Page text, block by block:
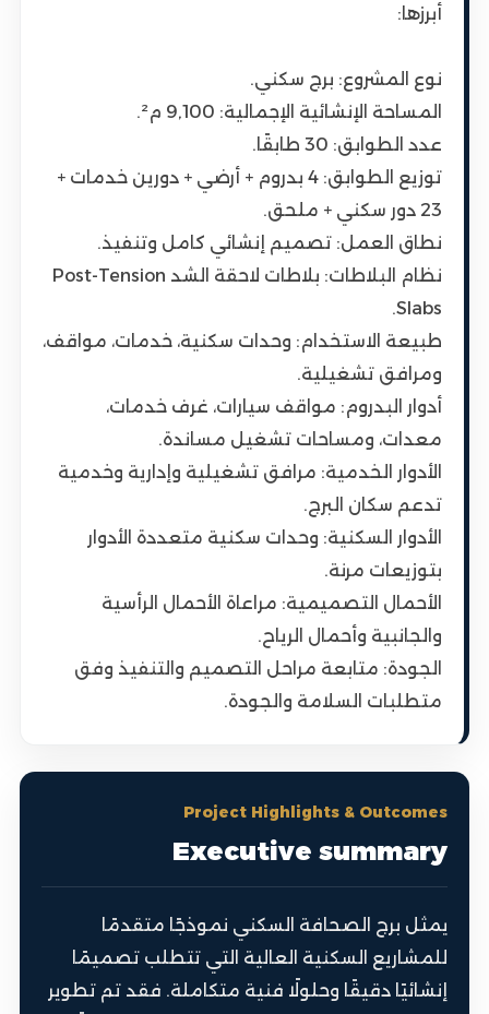
أبرزها:
نوع المشروع: برج سكني.
المساحة الإنشائية الإجمالية: 9,100 م².
عدد الطوابق: 30 طابقًا.
توزيع الطوابق: 4 بدروم + أرضي + دورين خدمات +
23 دور سكني + ملحق.
نطاق العمل: تصميم إنشائي كامل وتنفيذ.
نظام البلاطات: بلاطات لاحقة الشد Post-Tension
Slabs.
طبيعة الاستخدام: وحدات سكنية، خدمات، مواقف،
ومرافق تشغيلية.
أدوار البدروم: مواقف سيارات، غرف خدمات،
معدات، ومساحات تشغيل مساندة.
الأدوار الخدمية: مرافق تشغيلية وإدارية وخدمية
تدعم سكان البرج.
الأدوار السكنية: وحدات سكنية متعددة الأدوار
بتوزيعات مرنة.
الأحمال التصميمية: مراعاة الأحمال الرأسية
والجانبية وأحمال الرياح.
الجودة: متابعة مراحل التصميم والتنفيذ وفق
متطلبات السلامة والجودة.
Project Highlights & Outcomes
Executive summary
يمثل برج الصحافة السكني نموذجًا متقدمًا
للمشاريع السكنية العالية التي تتطلب تصميمًا
إنشائيًا دقيقًا وحلولًا فنية متكاملة. فقد تم تطوير